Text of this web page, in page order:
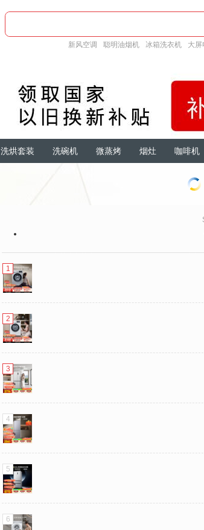
新风空调 聪明油烟机 冰箱洗衣机 大屏
洗烘套装 洗碗机 微蒸烤 烟灶 咖啡机
1
2
3
4
5
6